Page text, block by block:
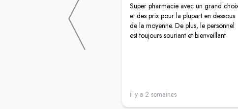
Super pharmacie avec un grand
et des prix pour la plupart en dessous
de la moyenne. De plus, le personnel
est toujours souriant et bienveillant
il y a 2 semaines